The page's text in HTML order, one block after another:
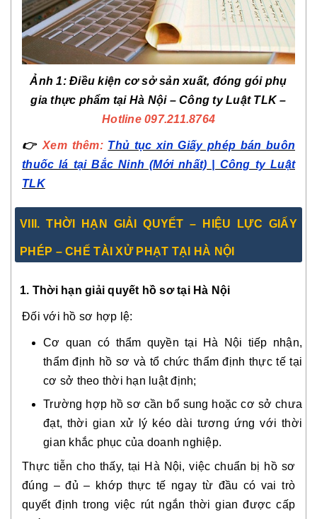
Ảnh 1: Điều kiện cơ sở sản xuất, đóng gói phụ
gia thực phẩm tại Hà Nội – Công ty Luật TLK –
Hotline 097.211.8764
👉Xem thêm: Thủ tục xin Giấy phép bán buôn
thuốc lá tại Bắc Ninh (Mới nhất) | Công ty Luật
TLK
VIII. THỜI HẠN GIẢI QUYẾT – HIỆU LỰC GIẤY
PHÉP – CHẾ TÀI XỬ PHẠT TẠI HÀ NỘI
1. Thời hạn giải quyết hồ sơ tại Hà Nội
Đối với hồ sơ hợp lệ:
Cơ quan có thẩm quyền tại Hà Nội tiếp nhận,
thẩm định hồ sơ và tổ chức thẩm định thực tế tại
cơ sở theo thời hạn luật định;
Trường hợp hồ sơ cần bổ sung hoặc cơ sở chưa
đạt, thời gian xử lý kéo dài tương ứng với thời
gian khắc phục của doanh nghiệp.
Thực tiễn cho thấy, tại Hà Nội, việc chuẩn bị hồ sơ
đúng – đủ – khớp thực tế ngay từ đầu có vai trò
quyết định trong việc rút ngắn thời gian được cấp